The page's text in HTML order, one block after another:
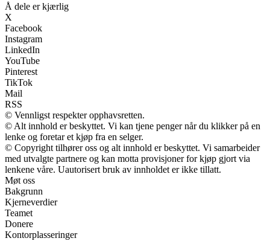
Å dele er kjærlig
X
Facebook
Instagram
LinkedIn
YouTube
Pinterest
TikTok
Mail
RSS
© Vennligst respekter opphavsretten.
© Alt innhold er beskyttet. Vi kan tjene penger når du klikker på en
lenke og foretar et kjøp fra en selger.
© Copyright tilhører oss og alt innhold er beskyttet. Vi samarbeider
med utvalgte partnere og kan motta provisjoner for kjøp gjort via
lenkene våre. Uautorisert bruk av innholdet er ikke tillatt.
Møt oss
Bakgrunn
Kjerneverdier
Teamet
Donere
Kontorplasseringer